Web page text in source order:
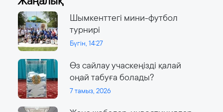
Шымкенттегі мини-футбол
турнирі
Бүгін, 14:27
Өз сайлау учаскеңізді қалай
оңай табуға болады?
7 тамыз, 2026